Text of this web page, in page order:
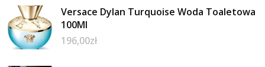
Versace Dylan Turquoise Woda Toaletowa
100Ml
196,00zł